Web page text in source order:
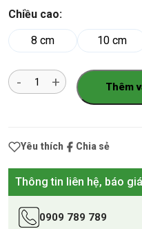
Chiều cao:
8 cm
10 cm
Số
lượng
Thêm
Yêu thích Chia sẻ
Thông tin liên hệ, báo
0909 789 789